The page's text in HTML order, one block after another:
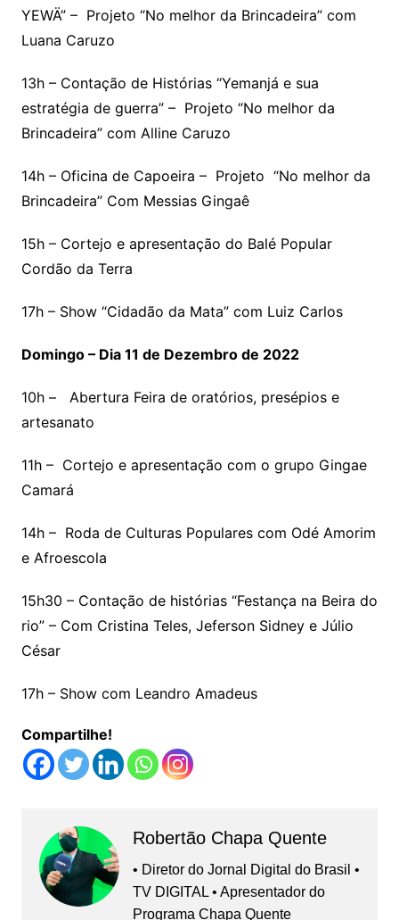
YEWÄ” – Projeto “No melhor da Brincadeira” com
Luana Caruzo
13h – Contação de Histórias “Yemanjá e sua
estratégia de guerra” – Projeto “No melhor da
Brincadeira” com Alline Caruzo
14h – Oficina de Capoeira – Projeto “No melhor da
Brincadeira” Com Messias Gingaê
15h – Cortejo e apresentação do Balé Popular
Cordão da Terra
17h – Show “Cidadão da Mata” com Luiz Carlos
Domingo – Dia 11 de Dezembro de 2022
10h – Abertura Feira de oratórios, presépios e
artesanato
11h – Cortejo e apresentação com o grupo Gingae
Camará
14h – Roda de Culturas Populares com Odé Amorim
e Afroescola
15h30 – Contação de histórias “Festança na Beira do
rio” – Com Cristina Teles, Jeferson Sidney e Júlio
César
17h – Show com Leandro Amadeus
Compartilhe!
Robertão Chapa Quente
• Diretor do Jornal Digital do Brasil •
TV DIGITAL • Apresentador do
Programa Chapa Quente